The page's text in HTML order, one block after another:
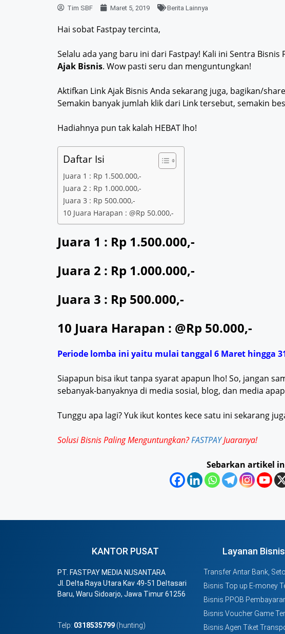
Tim SBF Maret 5, 2019 Berita Lainnya
Hai sobat Fastpay tercinta,
Selalu ada yang baru ini dari Fastpay! Kali ini Sentra Bisnis
Ajak Bisnis. Wow pasti seru dan menguntungkan!
Aktifkan Link Ajak Bisnis Anda sekarang juga, bagikan/
Semakin banyak jumlah klik dari Link tersebut, semakin
Hadiahnya pun tak kalah HEBAT lho!
Daftar Isi
Juara 1 : Rp 1.500.000,-
Juara 2 : Rp 1.000.000,-
Juara 3 : Rp 500.000,-
10 Juara Harapan : @Rp 50.000,-
Juara 1 : Rp 1.500.000,-
Juara 2 : Rp 1.000.000,-
Juara 3 : Rp 500.000,-
10 Juara Harapan : @Rp 50.000,-
Periode lomba ini yaitu mulai tanggal 6 Maret hingga
Siapapun bisa ikut tanpa syarat apapun lho! So, jangan
sebanyak-banyaknya di media sosial, blog, dan media
Tunggu apa lagi? Yuk ikut kontes kece satu ini sekarang
Solusi Bisnis Paling Menguntungkan?FASTPAYJuaranya!
Sebarkan artikel
KANTOR PUSAT
PT. FASTPAY MEDIA NUSANTARA
Jl. Delta Raya Utara Kav 49-51 Deltasari
Baru, Waru Sidoarjo, Jawa Timur 61256
Telp: 0318535799 (hunting)
Layanan
Transfer Antar Bank,
Bisnis Top up E-money
Bisnis PPOB
Bisnis Voucher Game
Bisnis Agen Tiket